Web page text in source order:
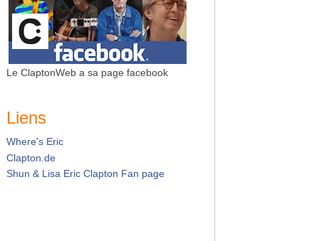
Le ClaptonWeb a sa page facebook
Liens
Where's Eric
Clapton.de
Shun & Lisa Eric Clapton Fan page